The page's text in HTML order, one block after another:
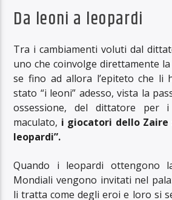
Da leoni a leopardi
Tra i cambiamenti voluti dal
uno che coinvolge direttamente la
se fino ad allora l’epiteto che li
stato “i leoni” adesso, vista la
ossessione, del dittatore per
maculato, i giocatori dello Zaire
leopardi”.
Quando i leopardi ottengono
Mondiali vengono invitati nel
li tratta come degli eroi e loro si